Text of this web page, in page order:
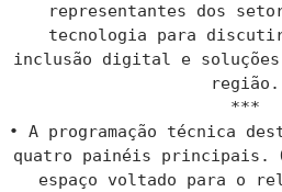
representantes dos
tecnologia para
inclusão digital e
região.
***
• A programação técnica
quatro painéis principais.
espaço voltado para o